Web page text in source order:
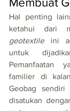
Hal penting
ketahui dari
geotextile ini
untuk
Pemanfaatan
familier di
Geobag sendiri
disatukan